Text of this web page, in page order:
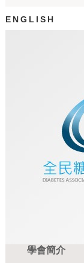
ENGLISH
學會簡介